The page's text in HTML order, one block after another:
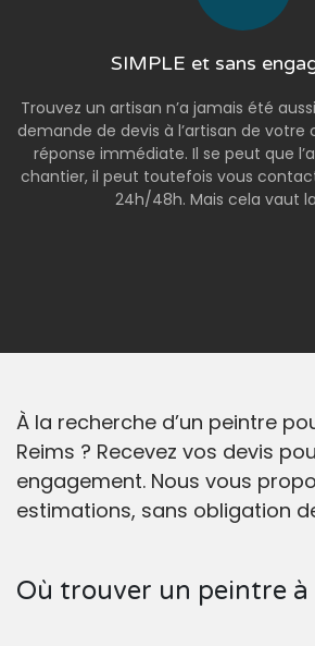
SIMPLE et sans
Trouvez un artisan n’a jamais été
demande de devis à l’artisan de votre
réponse immédiate. Il se peut que
chantier, il peut toutefois vous
24h/48h. Mais cela vaut
À la recherche d’un peintre
Reims ? Recevez vos devis
engagement. Nous vous
estimations, sans obligation
Où trouver un peintre à